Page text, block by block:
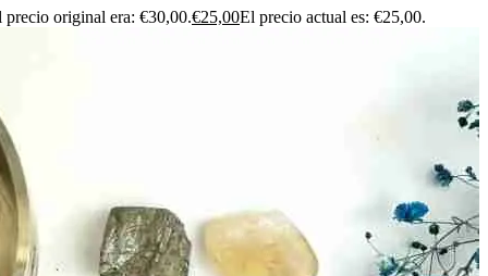
precio original era: €30,00.€25,00El precio actual es: €25,00.